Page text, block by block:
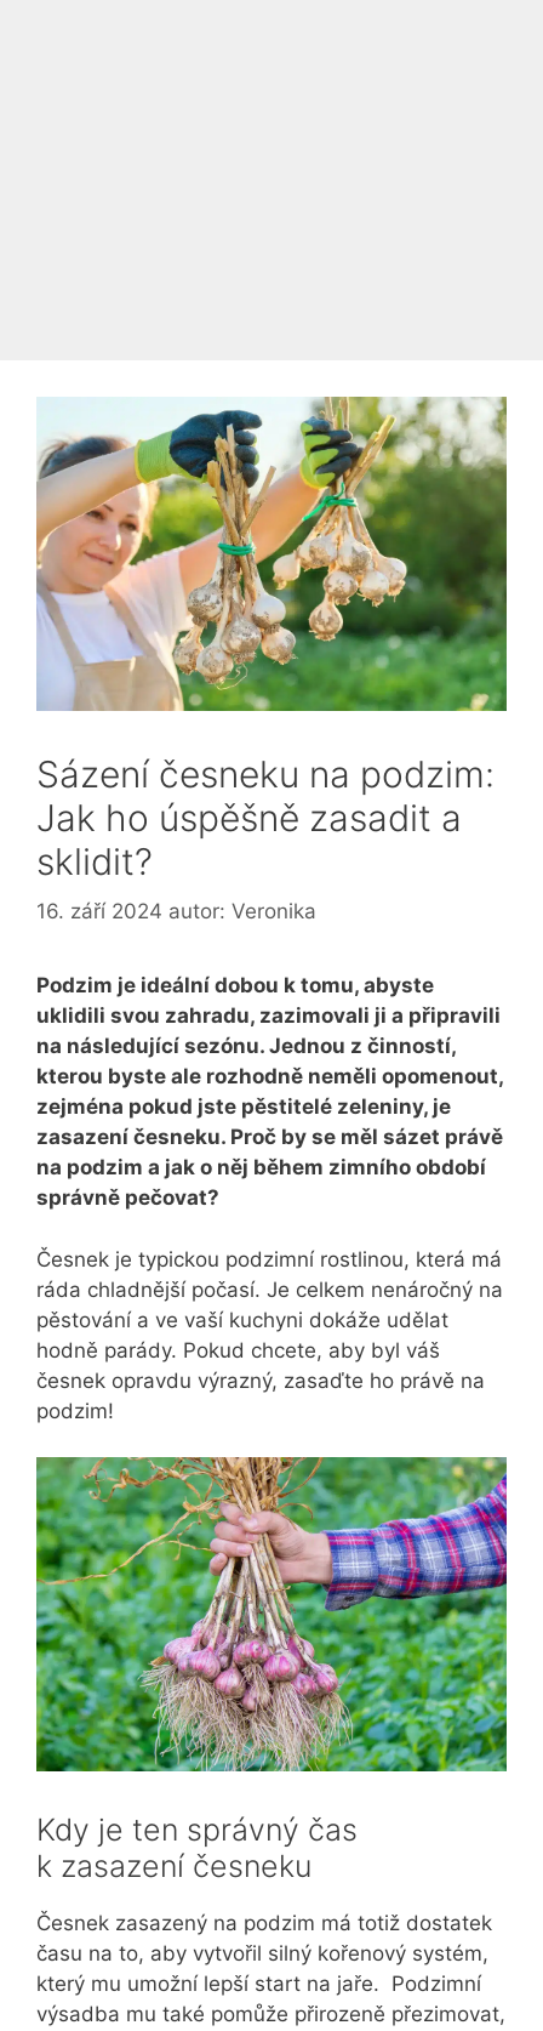
Sázení česneku na podzim:
Jak ho úspěšně zasadit a
sklidit?
16. září 2024 autor: Veronika
Podzim je ideální dobou k tomu, abyste
uklidili svou zahradu, zazimovali ji a připravili
na následující sezónu. Jednou z činností,
kterou byste ale rozhodně neměli opomenout,
zejména pokud jste pěstitelé zeleniny, je
zasazení česneku. Proč by se měl sázet právě
na podzim a jak o něj během zimního období
správně pečovat?
Česnek je typickou podzimní rostlinou, která má
ráda chladnější počasí. Je celkem nenáročný na
pěstování a ve vaší kuchyni dokáže udělat
hodně parády. Pokud chcete, aby byl váš
česnek opravdu výrazný, zasaďte ho právě na
podzim!
Kdy je ten správný čas
k zasazení česneku
Česnek zasazený na podzim má totiž dostatek
času na to, aby vytvořil silný kořenový systém,
který mu umožní lepší start na jaře. Podzimní
výsadba mu také pomůže přirozeně přezimovat,